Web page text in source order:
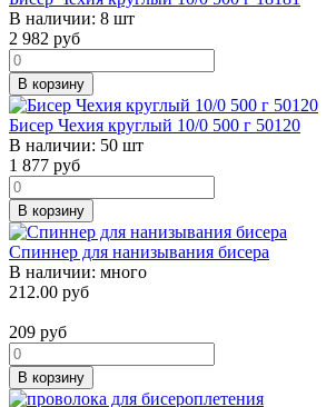
В наличии: 8 шт
2 982 руб
В корзину
Бисер Чехия круглый 10/0 500 г 50120
В наличии: 50 шт
1 877 руб
В корзину
Спиннер для нанизывания бисера
В наличии: много
212.00 руб
209 руб
В корзину